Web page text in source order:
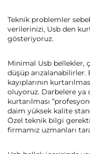
Teknik problemler
verilerinizi, Usb den
gösteriyoruz.
Minimal Usb bellekler,
düşüp arızalanabilirler.
kayıplarının
oluyoruz. Darbelere ya
kurtarılması
daim yüksek kalite
Özel teknik bilgi
firmamız uzmanları